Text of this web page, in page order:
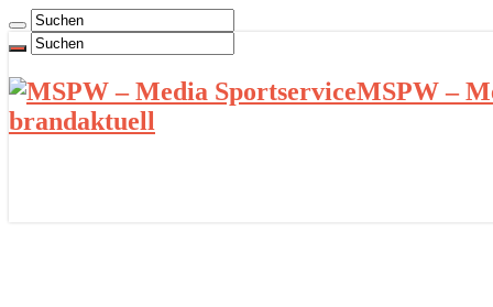
MSPW –
brandaktuell